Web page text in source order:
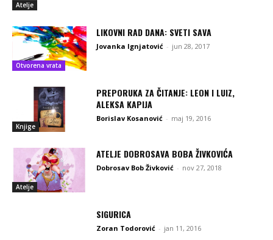
Atelje
Otvorena vrata
LIKOVNI RAD DANA: SVETI SAVA
Jovanka Ignjatović - jun 28, 2017
Knjige
PREPORUKA ZA ČITANJE: LEON I LUIZ,
ALEKSA KAPIJA
Borislav Kosanović - maj 19, 2016
Atelje
ATELJE DOBROSAVA BOBA ŽIVKOVIĆA
Dobrosav Bob Živković - nov 27, 2018
SIGURICA
Zoran Todorović - jan 11, 2016